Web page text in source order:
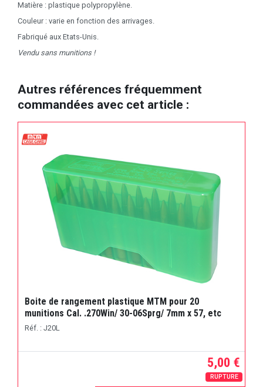
Matière : plastique polypropylène.
Couleur : varie en fonction des arrivages.
Fabriqué aux Etats-Unis.
Vendu sans munitions !
Autres références fréquemment
commandées avec cet article :
Boite de rangement plastique MTM pour 20
munitions Cal. .270Win/ 30-06Sprg/ 7mm x 57, etc
Réf. : J20L
5,00 €
RUPTURE